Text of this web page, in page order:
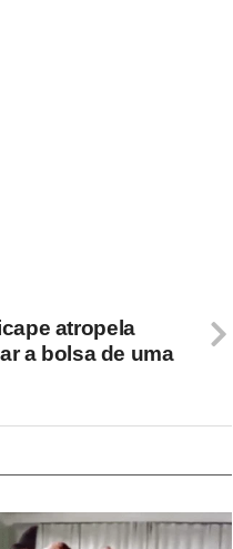
atropela
a bolsa de uma